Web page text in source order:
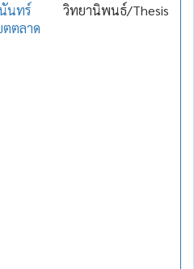
นทร์
ตตลาด
วิทยานิพนธ์/Thesis